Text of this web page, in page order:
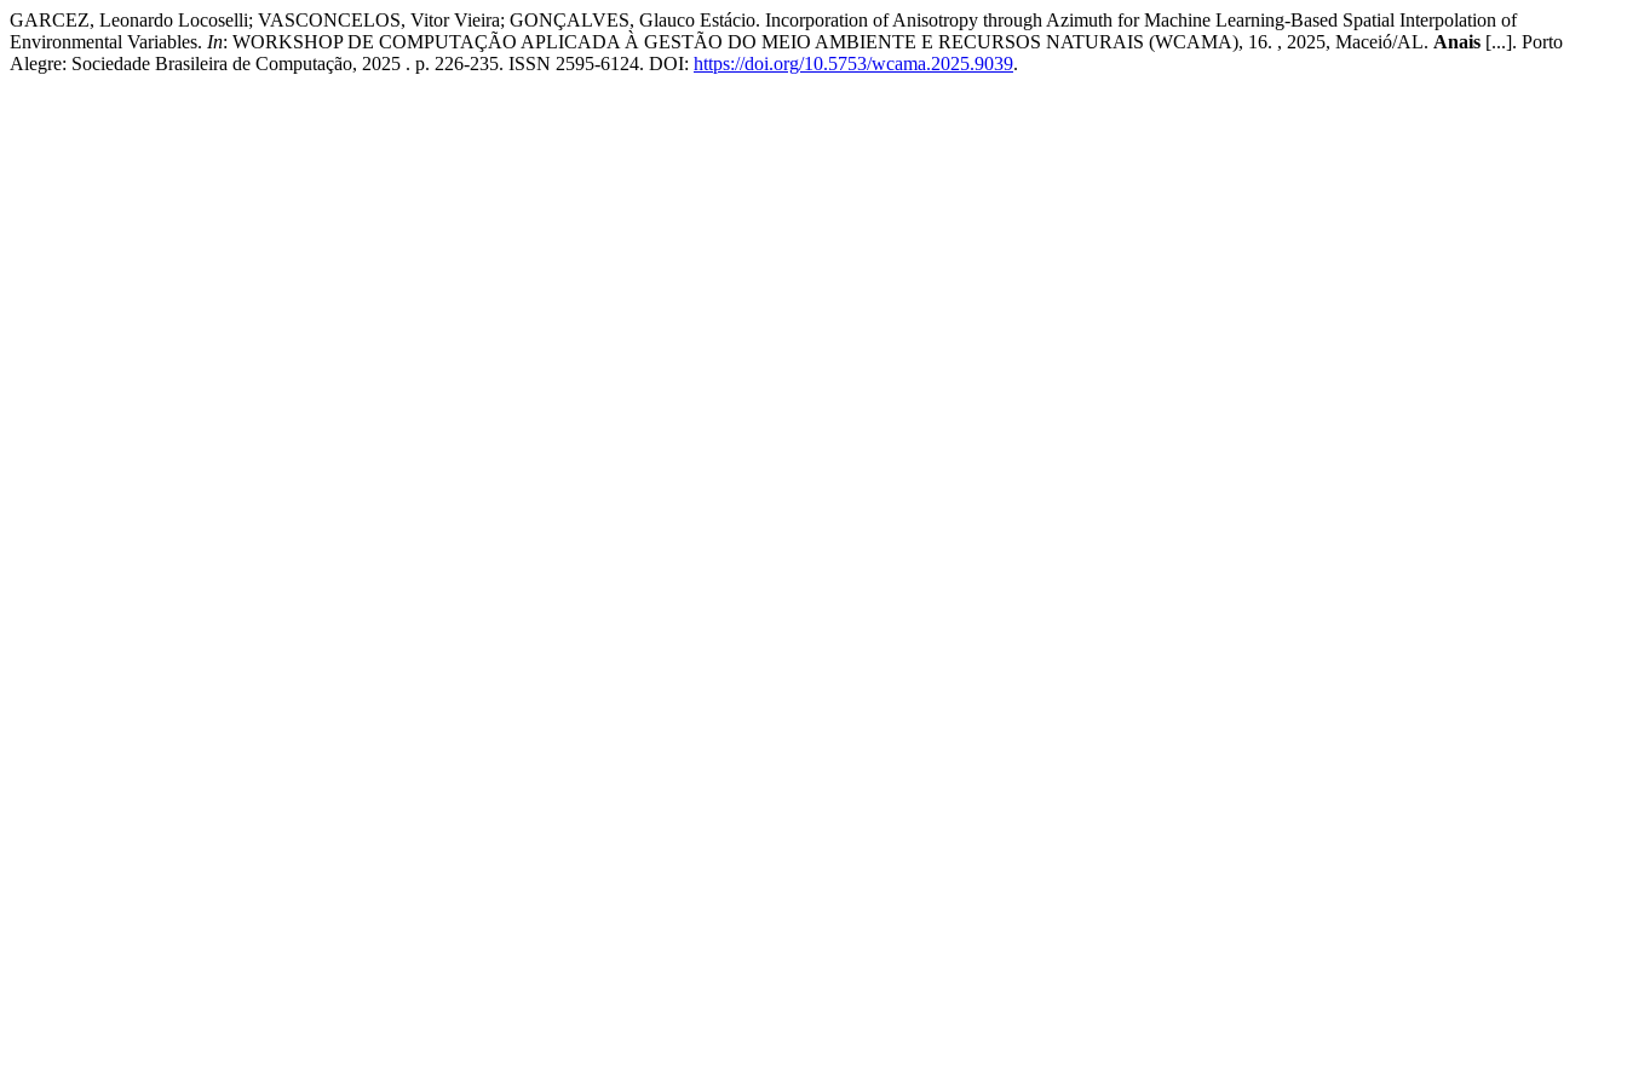
GARCEZ, Leonardo Locoselli; VASCONCELOS, Vitor Vieira; GONÇALVES, Glauco Estácio. Incorporation of Anisotropy through Azimuth for Machine Learning-Based Spatial Interpolation of
Environmental Variables. In: WORKSHOP DE COMPUTAÇÃO APLICADA À GESTÃO DO MEIO AMBIENTE E RECURSOS NATURAIS (WCAMA), 16. , 2025, Maceió/AL. Anais [...]. Porto
Alegre: Sociedade Brasileira de Computação, 2025 . p. 226-235. ISSN 2595-6124. DOI: https://doi.org/10.5753/wcama.2025.9039.